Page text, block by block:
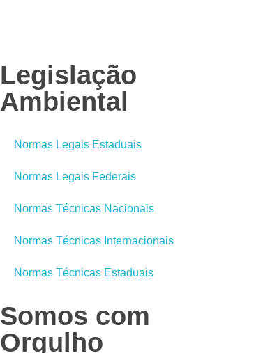
Legislação
Ambiental
Normas Legais Estaduais
Normas Legais Federais
Normas Técnicas Nacionais
Normas Técnicas Internacionais
Normas Técnicas Estaduais
Somos com
Orgulho